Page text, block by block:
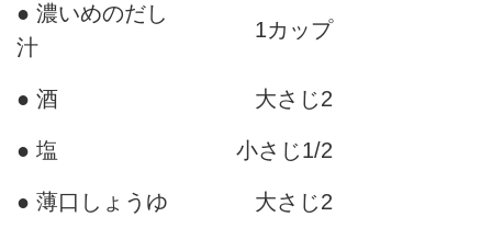
● 濃いめのだし
汁
1カップ
● 酒 大さじ2
● 塩 小さじ1/2
● 薄口しょうゆ 大さじ2